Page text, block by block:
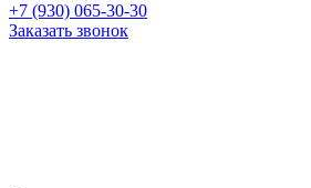
+7 (930) 065-30-30
Заказать звонок